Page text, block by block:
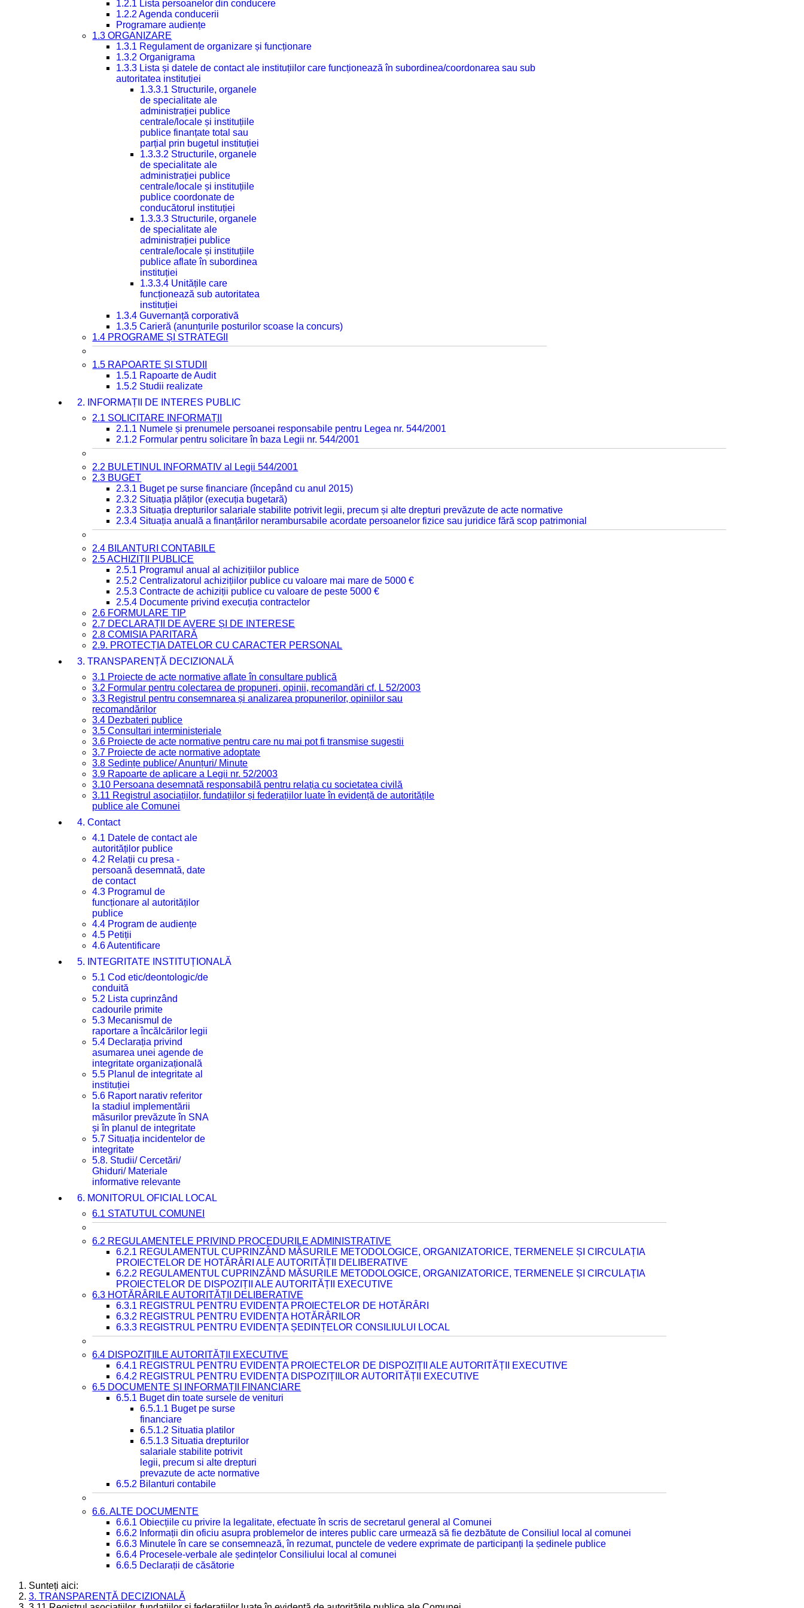
1.2.1 Lista persoanelor din conducere
1.2.2 Agenda conducerii
Programare audiențe
1.3 ORGANIZARE
1.3.1 Regulament de organizare și funcționare
1.3.2 Organigrama
1.3.3 Lista și datele de contact ale instituțiilor care funcționează în subordinea/coordonarea sau sub
autoritatea instituției
1.3.3.1 Structurile, organele
de specialitate ale
administrației publice
centrale/locale și instituțiile
publice finanțate total sau
parțial prin bugetul instituției
1.3.3.2 Structurile, organele
de specialitate ale
administrației publice
centrale/locale și instituțiile
publice coordonate de
conducătorul instituției
1.3.3.3 Structurile, organele
de specialitate ale
administrației publice
centrale/locale și instituțiile
publice aflate în subordinea
instituției
1.3.3.4 Unitățile care
funcționează sub autoritatea
instituției
1.3.4 Guvernanță corporativă
1.3.5 Carieră (anunțurile posturilor scoase la concurs)
1.4 PROGRAME ȘI STRATEGII
1.5 RAPOARTE ȘI STUDII
1.5.1 Rapoarte de Audit
1.5.2 Studii realizate
2. INFORMAȚII DE INTERES PUBLIC
2.1 SOLICITARE INFORMAȚII
2.1.1 Numele și prenumele persoanei responsabile pentru Legea nr. 544/2001
2.1.2 Formular pentru solicitare în baza Legii nr. 544/2001
2.2 BULETINUL INFORMATIV al Legii 544/2001
2.3 BUGET
2.3.1 Buget pe surse financiare (începând cu anul 2015)
2.3.2 Situația plăților (execuția bugetară)
2.3.3 Situația drepturilor salariale stabilite potrivit legii, precum și alte drepturi prevăzute de acte normative
2.3.4 Situația anuală a finanțărilor nerambursabile acordate persoanelor fizice sau juridice fără scop patrimonial
2.4 BILANȚURI CONTABILE
2.5 ACHIZIȚII PUBLICE
2.5.1 Programul anual al achizițiilor publice
2.5.2 Centralizatorul achizițiilor publice cu valoare mai mare de 5000 €
2.5.3 Contracte de achiziții publice cu valoare de peste 5000 €
2.5.4 Documente privind execuția contractelor
2.6 FORMULARE TIP
2.7 DECLARAȚII DE AVERE ȘI DE INTERESE
2.8 COMISIA PARITARĂ
2.9. PROTECȚIA DATELOR CU CARACTER PERSONAL
3. TRANSPARENȚĂ DECIZIONALĂ
3.1 Proiecte de acte normative aflate în consultare publică
3.2 Formular pentru colectarea de propuneri, opinii, recomandări cf. L 52/2003
3.3 Registrul pentru consemnarea și analizarea propunerilor, opiniilor sau
recomandărilor
3.4 Dezbateri publice
3.5 Consultari interministeriale
3.6 Proiecte de acte normative pentru care nu mai pot fi transmise sugestii
3.7 Proiecte de acte normative adoptate
3.8 Ședințe publice/ Anunțuri/ Minute
3.9 Rapoarte de aplicare a Legii nr. 52/2003
3.10 Persoana desemnată responsabilă pentru relația cu societatea civilă
3.11 Registrul asociațiilor, fundațiilor și federațiilor luate în evidență de autoritățile
publice ale Comunei
4. Contact
4.1 Datele de contact ale
autorităților publice
4.2 Relații cu presa -
persoană desemnată, date
de contact
4.3 Programul de
funcționare al autorităților
publice
4.4 Program de audiențe
4.5 Petiții
4.6 Autentificare
5. INTEGRITATE INSTITUȚIONALĂ
5.1 Cod etic/deontologic/de
conduită
5.2 Lista cuprinzând
cadourile primite
5.3 Mecanismul de
raportare a încălcărilor legii
5.4 Declarația privind
asumarea unei agende de
integritate organizațională
5.5 Planul de integritate al
instituției
5.6 Raport narativ referitor
la stadiul implementării
măsurilor prevăzute în SNA
și în planul de integritate
5.7 Situația incidentelor de
integritate
5.8. Studii/ Cercetări/
Ghiduri/ Materiale
informative relevante
6. MONITORUL OFICIAL LOCAL
6.1 STATUTUL COMUNEI
6.2 REGULAMENTELE PRIVIND PROCEDURILE ADMINISTRATIVE
6.2.1 REGULAMENTUL CUPRINZÂND MĂSURILE METODOLOGICE, ORGANIZATORICE, TERMENELE ȘI CIRCULAȚIA
PROIECTELOR DE HOTĂRÂRI ALE AUTORITĂȚII DELIBERATIVE
6.2.2 REGULAMENTUL CUPRINZÂND MĂSURILE METODOLOGICE, ORGANIZATORICE, TERMENELE ȘI CIRCULAȚIA
PROIECTELOR DE DISPOZIȚII ALE AUTORITĂȚII EXECUTIVE
6.3 HOTĂRÂRILE AUTORITĂȚII DELIBERATIVE
6.3.1 REGISTRUL PENTRU EVIDENȚA PROIECTELOR DE HOTĂRÂRI
6.3.2 REGISTRUL PENTRU EVIDENȚA HOTĂRÂRILOR
6.3.3 REGISTRUL PENTRU EVIDENȚA ȘEDINȚELOR CONSILIULUI LOCAL
6.4 DISPOZIȚIILE AUTORITĂȚII EXECUTIVE
6.4.1 REGISTRUL PENTRU EVIDENȚA PROIECTELOR DE DISPOZIȚII ALE AUTORITĂȚII EXECUTIVE
6.4.2 REGISTRUL PENTRU EVIDENȚA DISPOZIȚIILOR AUTORITĂȚII EXECUTIVE
6.5 DOCUMENTE ȘI INFORMAȚII FINANCIARE
6.5.1 Buget din toate sursele de venituri
6.5.1.1 Buget pe surse
financiare
6.5.1.2 Situatia platilor
6.5.1.3 Situatia drepturilor
salariale stabilite potrivit
legii, precum si alte drepturi
prevazute de acte normative
6.5.2 Bilanturi contabile
6.6. ALTE DOCUMENTE
6.6.1 Obiecțiile cu privire la legalitate, efectuate în scris de secretarul general al Comunei
6.6.2 Informații din oficiu asupra problemelor de interes public care urmează să fie dezbătute de Consiliul local al comunei
6.6.3 Minutele în care se consemnează, în rezumat, punctele de vedere exprimate de participanți la ședinele publice
6.6.4 Procesele-verbale ale ședințelor Consiliului local al comunei
6.6.5 Declarații de căsătorie
Sunteți aici:
3. TRANSPARENȚĂ DECIZIONALĂ